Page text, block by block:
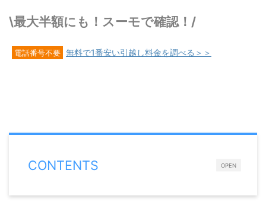
\最大半額にも！スーモで確認！/
電話番号不要 無料で1番安い引越し料金を調べる＞＞
OPEN
CONTENTS